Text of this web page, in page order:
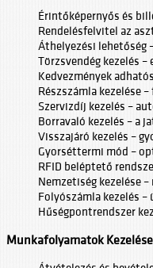
Érintőképernyős és
Rendelésfelvitel az
Áthelyezési lehetőség
Törzsvendég kezelés
Kedvezmények
Részszámla kezelése
Szervizdíj kezelés –
Borravaló kezelés – a
Visszajáró kezelés –
Gyorséttermi mód –
RFID beléptető
Nemzetiség kezelése
Folyószámla kezelés
Hűségpontrendszer
Munkafolyamatok Kezelése